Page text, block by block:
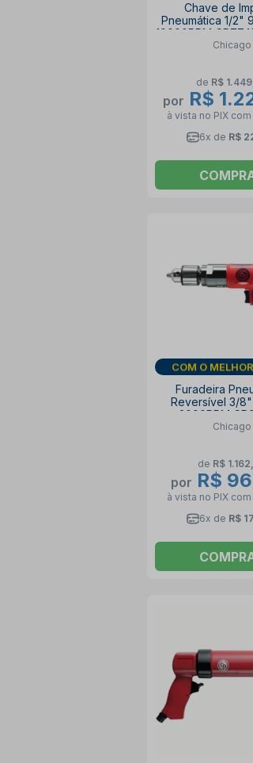
Chave de
Pneumática 1/2"
10000RPM
Chicago
de R$
por R$
à vista no PIX com
6x de R$
DIA DOS
Furadeira
Reversível 3/8"
2000RPM
CHICAGO
Chicago
de R$
por R$
à vista no PIX com
6x de R$